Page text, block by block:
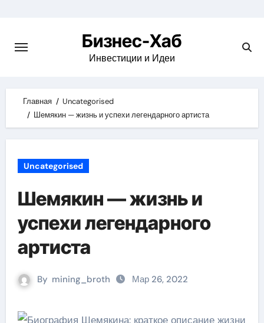
content
Бизнес-Хаб
Инвестиции и Идеи
Главная
Uncategorised
Шемякин — жизнь и успехи легендарного артиста
Uncategorised
Шемякин — жизнь и
успехи легендарного
артиста
By mining_broth Мар 26, 2022